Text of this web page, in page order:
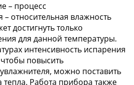
– процесс
относительная влажность
достигнуть только
для данной температуры.
интенсивность испарения
повысить
можно поставить
тепла. Работа прибора также